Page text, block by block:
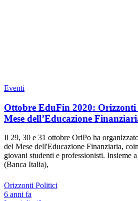
Eventi
Ottobre EduFin 2020:
Mese dell’Educazione
Il 29, 30 e 31 ottobre OriPo ha
del Mese dell'Educazione Finanziaria,
giovani studenti e professionisti. Insieme
(Banca Italia),
Orizzonti Politici
6 anni fa